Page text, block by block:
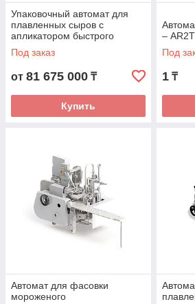
Упаковочный автомат для
плавленных сыров с
апликатором быстрого
вскрытия
Под заказ
от 81 675 000 ₸
Купить
– AR2T
Под
1 ₸
Автомат для фасовки
мороженого